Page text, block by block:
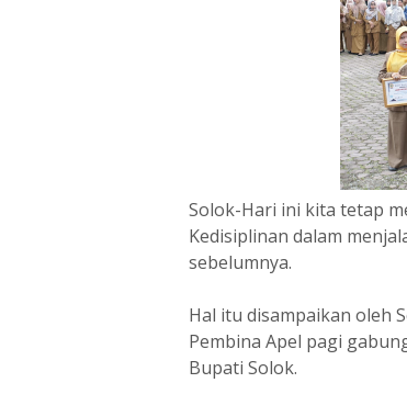
Solok-Hari ini kita tetap
Kedisiplinan dalam
sebelumnya.
Hal itu disampaikan oleh
Pembina Apel pagi
Bupati Solok.